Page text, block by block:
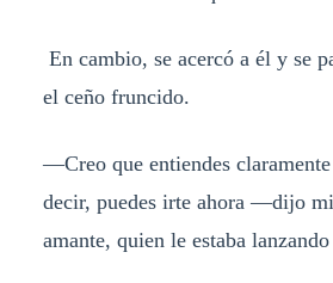
En cambio, se acercó a él y se
el ceño fruncido.
—Creo que entiendes
decir, puedes irte ahora —dijo
amante, quien le estaba